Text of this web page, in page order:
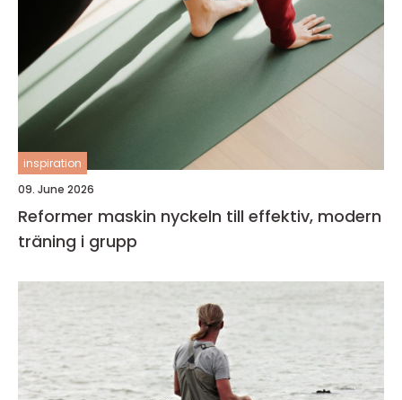
inspiration
09. June 2026
Reformer maskin nyckeln till effektiv, modern
träning i grupp